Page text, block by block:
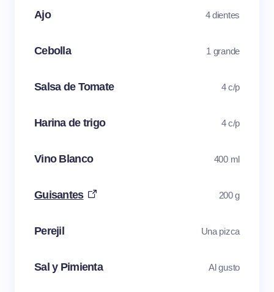
Ajo 4 dientes
Cebolla 1 grande
Salsa de Tomate 4 c/p
Harina de trigo 4 c/p
Vino Blanco 400 ml
Guisantes 200 g
Perejil Una pizca
Sal y Pimienta Al gusto